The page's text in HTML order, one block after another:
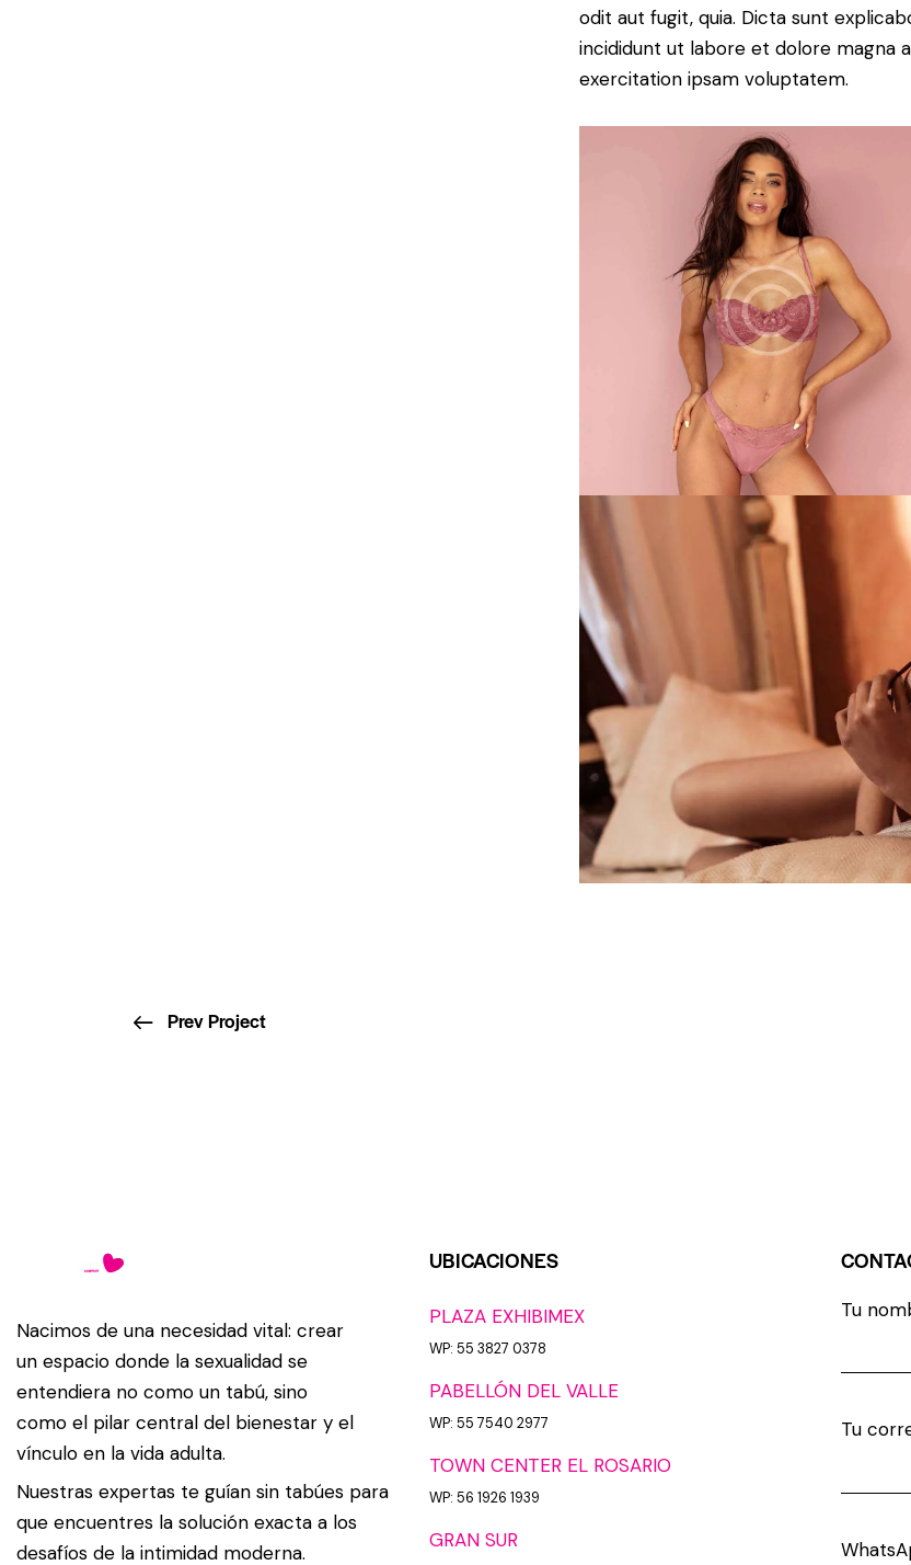
odit aut fugit, quia. Dicta sunt
incididunt ut labore et dolore magna
exercitation ipsam voluptatem.
Prev Project
Nacimos de una necesidad vital: crear
un espacio donde la sexualidad se
entendiera no como un tabú, sino
como el pilar central del bienestar y el
vínculo en la vida adulta.
Nuestras expertas te guían sin tabúes para
que encuentres la solución exacta a los
desafíos de la intimidad moderna.
UBICACIONES
PLAZA EXHIBIMEX
WP: 55 3827 0378
PABELLÓN DEL VALLE
WP: 55 7540 2977
TOWN CENTER EL ROSARIO
WP: 56 1926 1939
GRAN SUR
Tu
Tu